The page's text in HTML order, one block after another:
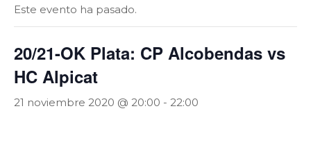
Este evento ha pasado.
20/21-OK Plata: CP Alcobendas vs
HC Alpicat
21 noviembre 2020 @ 20:00 - 22:00